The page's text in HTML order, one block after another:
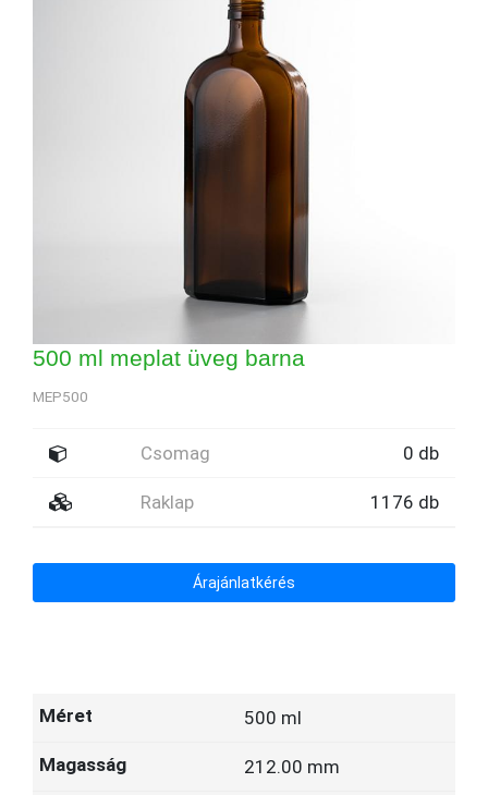
500 ml meplat üveg barna
MEP500
Csomag 0 db
Raklap 1176 db
Árajánlatkérés
500 ml
212.00 mm